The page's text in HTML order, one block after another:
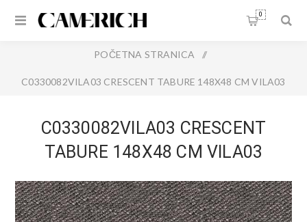
0
POČETNA STRANICA /
C0330082VILA03 CRESCENT TABURE 148X48 CM VILA03
C0330082VILA03 CRESCENT
TABURE 148X48 CM VILA03